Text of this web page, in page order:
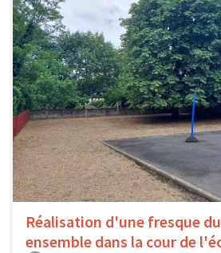
Réalisation d'une fresque
ensemble dans la cour de